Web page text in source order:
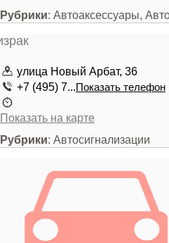
Рубрики: Автоаксессуары,
улица Новый Арбат, 36
+7 (495) 7...Показать телефон
Показать на карте
Рубрики: Автосигнализации